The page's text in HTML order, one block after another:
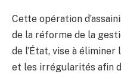
Cette opération
de la réforme de la
de l’État, vise à
et les irrégularités afin